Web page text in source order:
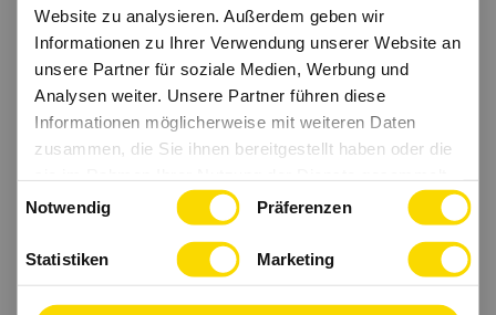
Website zu analysieren. Außerdem geben wir
Informationen zu Ihrer Verwendung unserer Website an
unsere Partner für soziale Medien, Werbung und
Analysen weiter. Unsere Partner führen diese
Informationen möglicherweise mit weiteren Daten
zusammen, die Sie ihnen bereitgestellt haben oder die
haben.
Notwendig Präferenzen
Statistiken Marketing